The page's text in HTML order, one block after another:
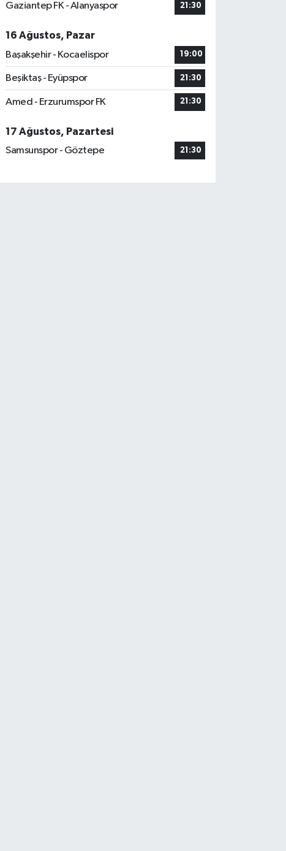
Gaziantep FK - Alanyaspor 21:30
16 Ağustos, Pazar
Başakşehir - Kocaelispor
19:00
Beşiktaş - Eyüpspor 21:30
Amed - Erzurumspor FK 21:30
17 Ağustos, Pazartesi
Samsunspor - Göztepe
21:30